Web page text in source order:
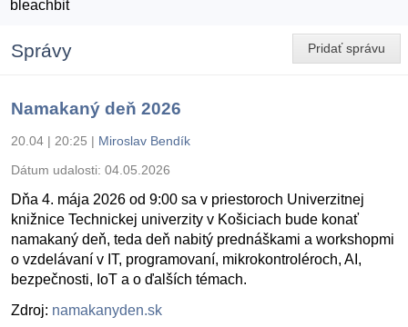
bleachbit
Pridať správu
Správy
Namakaný deň 2026
20.04 | 20:25 | Miroslav Bendík
Dátum udalosti: 04.05.2026
Dňa 4. mája 2026 od 9:00 sa v priestoroch Univerzitnej
knižnice Technickej univerzity v Košiciach bude konať
namakaný deň, teda deň nabitý prednáškami a workshopmi
o vzdelávaní v IT, programovaní, mikrokontroléroch, AI,
bezpečnosti, IoT a o ďalších témach.
Zdroj: namakanyden.sk